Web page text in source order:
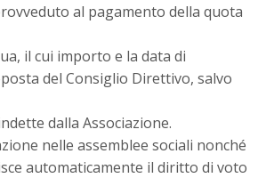
al pagamento della quota
il cui importo e la data di
del Consiglio Direttivo, salvo
dalla Associazione.
nelle assemblee sociali nonché
automaticamente il diritto di voto